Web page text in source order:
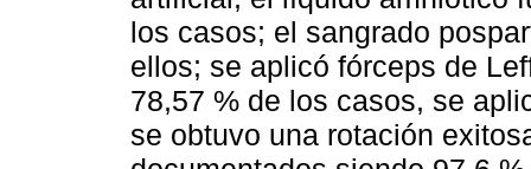
los casos; el sangrado
ellos; se aplicó fórceps de
78,57 % de los casos, se
se obtuvo una rotación